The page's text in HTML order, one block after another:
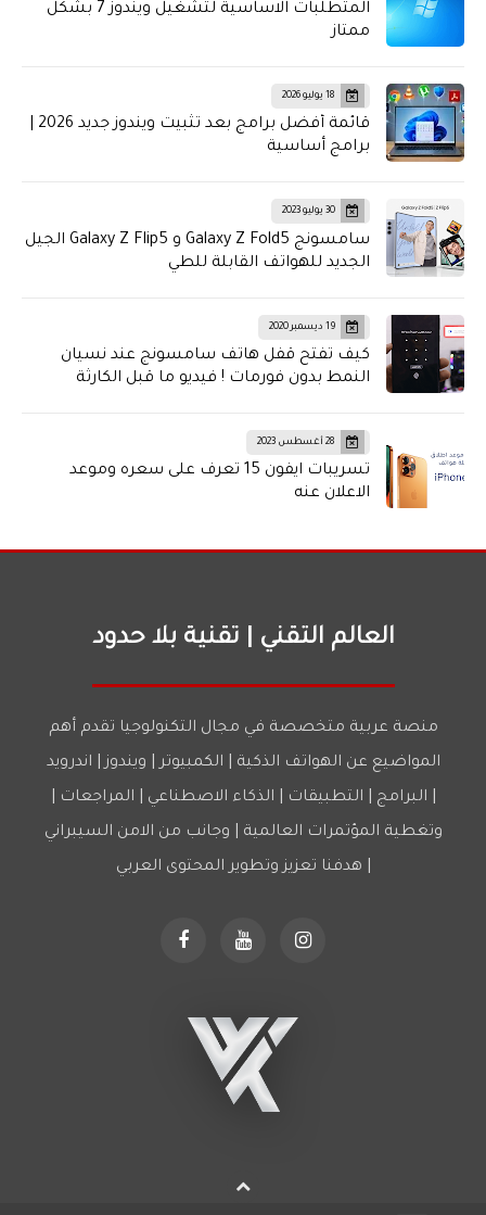
المتطلبات الاساسية لتشغيل ويندوز 7 بشكل
ممتاز
18 يوليو 2026
برامج أساسية
30 يوليو 2023
سامسونج Galaxy Z Fold5 و Galaxy Z Flip5 الجيل
الجديد للهواتف القابلة للطي
19 ديسمبر 2020
كيف تفتح قفل هاتف سامسونج عند نسيان
النمط بدون فورمات ! فيديو ما قبل الكارثة
28 أغسطس 2023
تسريبات ايفون 15 تعرف على سعره وموعد
الاعلان عنه
العالم التقني | تقنية بلا حدود
منصة عربية متخصصة في مجال التكنولوجيا تقدم أهم
المواضيع عن الهواتف الذكية | الكمبيوتر | ويندوز | اندرويد
| البرامج | التطبيقات | الذكاء الاصطناعي | المراجعات |
وتغطية المؤتمرات العالمية | وجانب من الامن السيبراني
| هدفنا تعزيز وتطوير المحتوى العربي